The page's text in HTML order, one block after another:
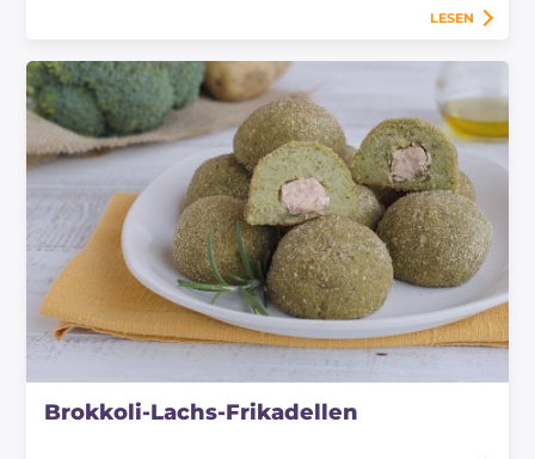
LESEN
Brokkoli-Lachs-Frikadellen